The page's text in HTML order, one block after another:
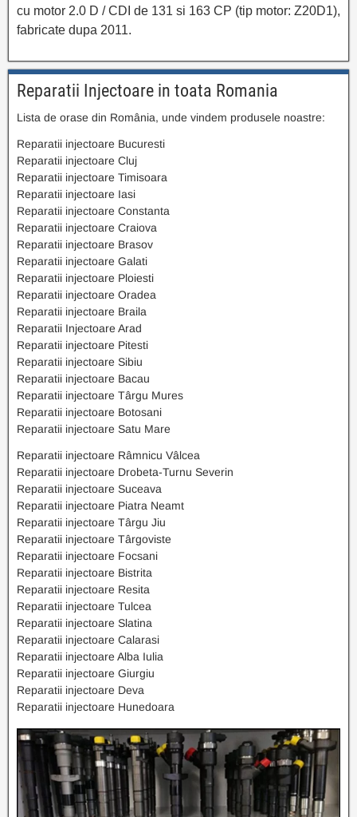
cu motor 2.0 D / CDI de 131 si 163 CP (tip motor: Z20D1),
fabricate dupa 2011.
Reparatii Injectoare in toata Romania
Lista de orase din România, unde vindem produsele noastre:
Reparatii injectoare Bucuresti
Reparatii injectoare Cluj
Reparatii injectoare Timisoara
Reparatii injectoare Iasi
Reparatii injectoare Constanta
Reparatii injectoare Craiova
Reparatii injectoare Brasov
Reparatii injectoare Galati
Reparatii injectoare Ploiesti
Reparatii injectoare Oradea
Reparatii injectoare Braila
Reparatii Injectoare Arad
Reparatii injectoare Pitesti
Reparatii injectoare Sibiu
Reparatii injectoare Bacau
Reparatii injectoare Târgu Mures
Reparatii injectoare Botosani
Reparatii injectoare Satu Mare
Reparatii injectoare Râmnicu Vâlcea
Reparatii injectoare Drobeta-Turnu Severin
Reparatii injectoare Suceava
Reparatii injectoare Piatra Neamt
Reparatii injectoare Târgu Jiu
Reparatii injectoare Târgoviste
Reparatii injectoare Focsani
Reparatii injectoare Bistrita
Reparatii injectoare Resita
Reparatii injectoare Tulcea
Reparatii injectoare Slatina
Reparatii injectoare Calarasi
Reparatii injectoare Alba Iulia
Reparatii injectoare Giurgiu
Reparatii injectoare Deva
Reparatii injectoare Hunedoara